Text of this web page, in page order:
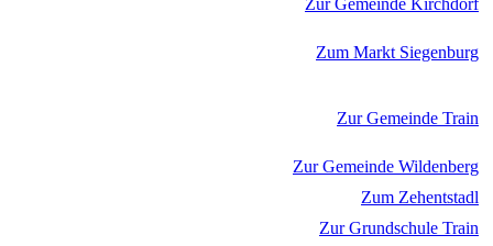
Zum Markt Siegenburg
Zur Gemeinde Train
Zur Gemeinde Wildenberg
Zum Zehentstadl
Zur Grundschule Train